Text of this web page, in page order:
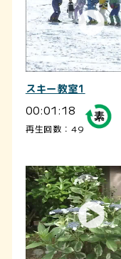
スキー教室1
00:01:18
再生回数：49